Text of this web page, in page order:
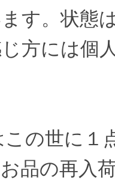
す。状態
方には個
この世に１
品の再入